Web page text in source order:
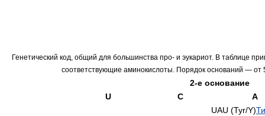
Генетический код, общий для большинства про- и эукариот. В таблице
соответствующие аминокислоты. Порядок оснований — от
2-е основание
U
C A
UAU (Tyr/Y)